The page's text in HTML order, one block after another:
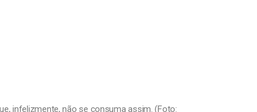
infelizmente, não se consuma assim. (Foto: